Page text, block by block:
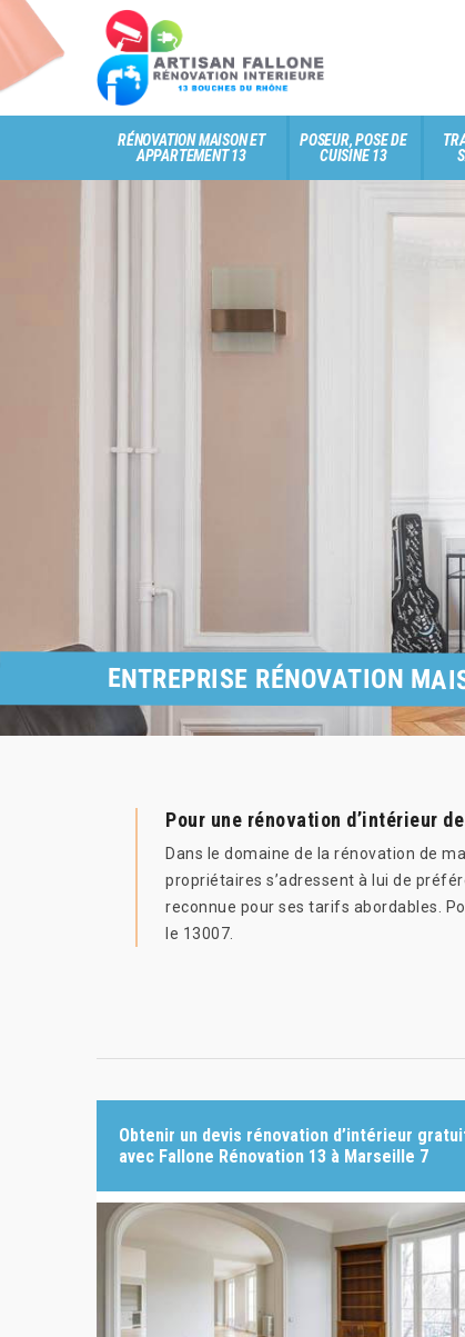
RÉNOVATION MAISON ET
APPARTEMENT 13
POSEUR, POSE DE
CUISINE 13
ENTREPRISE RÉNOVATION
Pour une rénovation d’intérieur
Dans le domaine de la rénovation de
propriétaires s’adressent à lui de
reconnue pour ses tarifs abordables.
le 13007.
Obtenir un devis rénovation d’intérieur
avec Fallone Rénovation 13 à Marseille 7